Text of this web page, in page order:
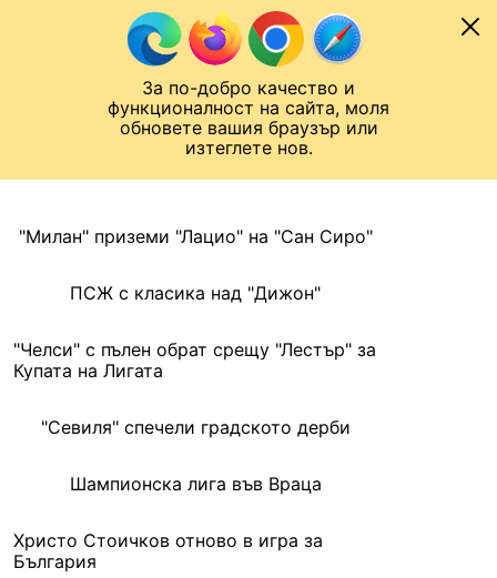
За по-добро качество и
функционалност на сайта, моля
обновете вашия браузър или
изтеглете нов.
Към съдържанието
Лига на Конференциите
"Милан" приземи "Лацио" на "Сан Сиро"
ПСЖ с класика над "Дижон"
"Челси" с пълен обрат срещу "Лестър" за
Купата на Лигата
"Севиля" спечели градското дерби
Шампионска лига във Враца
Христо Стоичков отново в игра за
България